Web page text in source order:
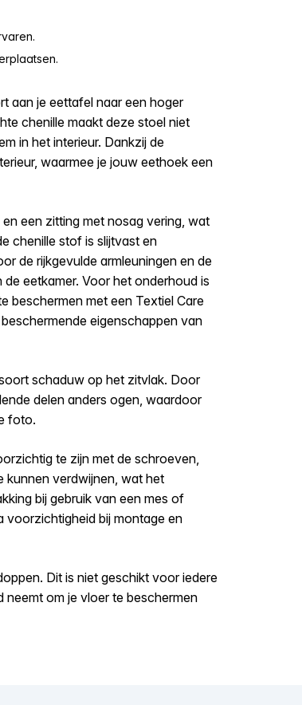
aan je eettafel naar een hoger
chenille maakt deze stoel niet
in het interieur. Dankzij de
waarmee je jouw eethoek een
een zitting met nosag vering, wat
chenille stof is slijtvast en
de rijkgevulde armleuningen en de
eetkamer. Voor het onderhoud is
beschermen met een Textiel Care
eigenschappen van
schaduw op het zitvlak. Door
delen anders ogen, waardoor
foto.
te zijn met de schroeven,
kunnen verdwijnen, wat het
bij gebruik van een mes of
voorzichtigheid bij montage en
Dit is niet geschikt voor iedere
om je vloer te beschermen